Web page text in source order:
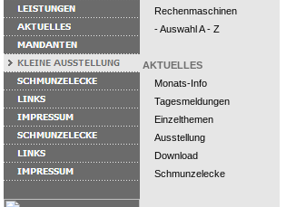
Rechenmaschinen
- Auswahl A - Z
AKTUELLES
Monats-Info
Tagesmeldungen
Einzelthemen
Ausstellung
Download
Schmunzelecke